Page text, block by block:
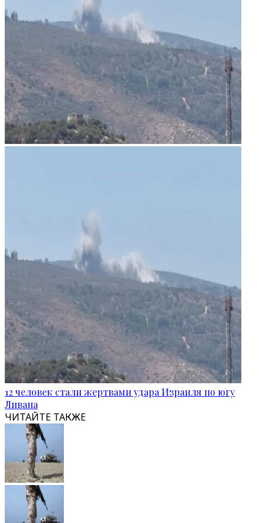
12 человек стали жертвами удара Израиля по югу
Ливана
ЧИТАЙТЕ ТАКЖЕ